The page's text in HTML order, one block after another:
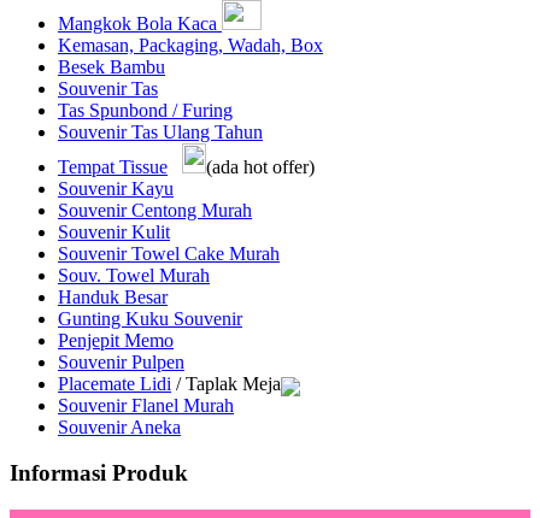
Mangkok Bola Kaca
Kemasan, Packaging, Wadah, Box
Besek Bambu
Souvenir Tas
Tas Spunbond / Furing
Souvenir Tas Ulang Tahun
Tempat Tissue
(ada hot offer)
Souvenir Kayu
Souvenir Centong Murah
Souvenir Kulit
Souvenir Towel Cake Murah
Souv. Towel Murah
Handuk Besar
Gunting Kuku Souvenir
Penjepit Memo
Souvenir Pulpen
Placemate Lidi / Taplak Meja
Souvenir Flanel Murah
Souvenir Aneka
Informasi Produk